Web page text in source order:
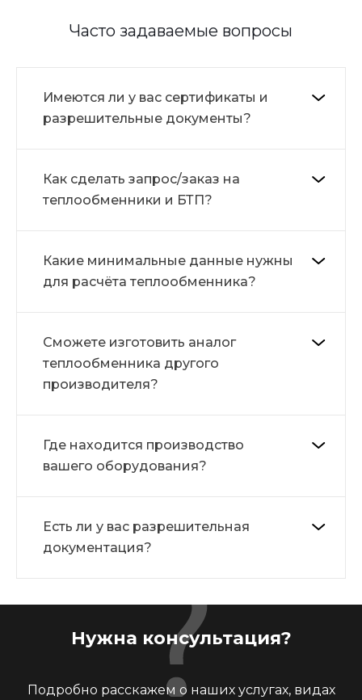
Часто задаваемые вопросы
Имеются ли у вас сертификаты и
разрешительные документы?
Как сделать запрос/заказ на
теплообменники и БТП?
Какие минимальные данные нужны
для расчёта теплообменника?
Сможете изготовить аналог
теплообменника другого
производителя?
Где находится производство
вашего оборудования?
Есть ли у вас разрешительная
документация?
Нужна консультация?
Подробно расскажем о наших услугах, видах